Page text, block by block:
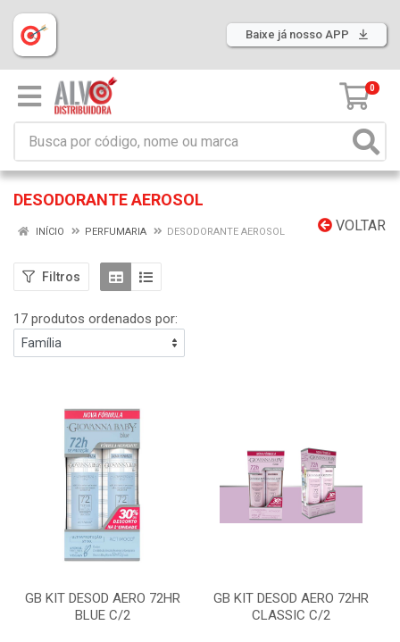
Baixe já nosso APP
0
DESODORANTE AEROSOL
VOLTAR
INÍCIO PERFUMARIA DESODORANTE AEROSOL
Filtros
17 produtos ordenados por:
GB KIT DESOD AERO 72HR
BLUE C/2
GB KIT DESOD AERO 72HR
CLASSIC C/2